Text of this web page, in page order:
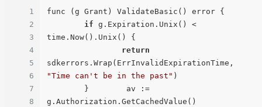
1
2
3
4
5
6
7
8
func (g Grant) ValidateBasic() error {
if g.Expiration.Unix() <
time.Now().Unix() {
return
"Time can't be in the past" )
g.Authorization.GetCachedValue()